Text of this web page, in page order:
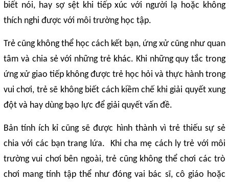
biết nói, hay sợ sệt khi tiếp xúc với người lạ hoặc không
thích nghi được với môi trường học tập.
Trẻ cũng không thể học cách kết bạn, ứng xử cũng như quan
tâm và chia sẻ với những trẻ khác. Khi những quy tắc trong
ứng xử giao tiếp không được trẻ học hỏi và thực hành trong
vui chơi, trẻ sẽ không biết cách kiềm chế khi giải quyết xung
đột và hay dùng bạo lực để giải quyết vấn đề.
Bản tính ích kỉ cũng sẽ được hình thành vì trẻ thiếu sự sẻ
chia với các bạn trang lứa. Khi cha mẹ cách ly trẻ với môi
trường vui chơi bên ngoài, trẻ cũng không thể chơi các trò
chơi mang tính tập thể như đóng vai bác sĩ, cô giáo hoặc